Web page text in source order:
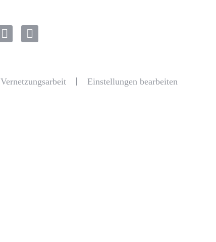
Vernetzungsarbeit Einstellungen bearbeiten